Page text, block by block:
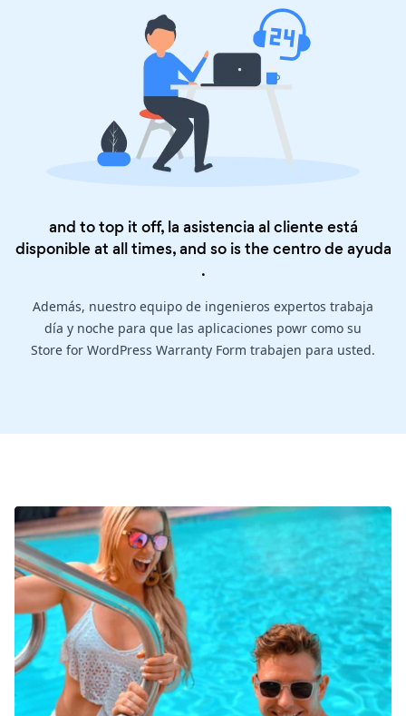
and to top it off, la asistencia al cliente está
disponible at all times, and so is thecentro de ayuda
.
Además, nuestro equipo de ingenieros expertos trabaja
día y noche para que las aplicaciones powr como su
Store for WordPress Warranty Form trabajen para usted.